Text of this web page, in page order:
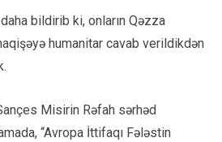
bildirib ki, onların Qəzza
humanitar cavab verildikdən
Misirin Rəfah sərhəd
“Avropa İttifaqı Fələstin